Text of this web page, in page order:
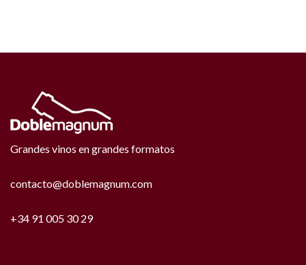
Grandes vinos en grandes formatos
contacto@doblemagnum.com
+34 91 005 30 29